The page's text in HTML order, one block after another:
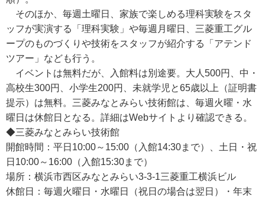
そのほか、毎週土曜日、家族で楽しめる理科実験をスタ
ッフが実演する「理科実験」や毎週月曜日、三菱重工グル
ープのものづくりや技術をスタッフが紹介する「アテンド
ツアー」なども行う。
イベントは無料だが、入館料は別途要。大人500円、中・
高校生300円、小学生200円、未就学児と65歳以上（証明書
提示）は無料。三菱みなとみらい技術館は、毎週火曜・水
曜日は休館日となる。詳細はWebサイトより確認できる。
◆三菱みなとみらい技術館
開館時間：平日10:00～15:00（入館14:30まで）、土日・祝
日10:00～16:00（入館15:30まで）
場所：横浜市西区みなとみらい3-3-1三菱重工横浜ビル
休館日：毎週火曜日・水曜日（祝日の場合は翌日）・年末